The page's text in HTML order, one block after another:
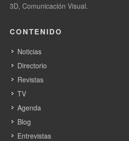
3D, Comunicación Visual.
CONTENIDO
Noticias
Directorio
Revistas
TV
Agenda
Blog
Entrevistas